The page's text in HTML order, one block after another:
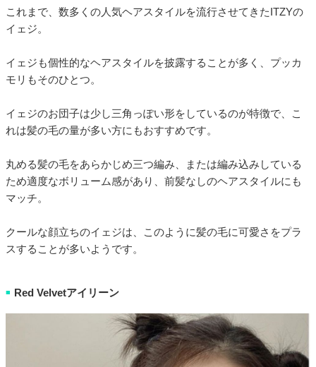
これまで、数多くの人気ヘアスタイルを流行させてきたITZYの
イェジ。
イェジも個性的なヘアスタイルを披露することが多く、プッカ
モリもそのひとつ。
イェジのお団子は少し三角っぽい形をしているのが特徴で、こ
れは髪の毛の量が多い方にもおすすめです。
丸める髪の毛をあらかじめ三つ編み、または編み込みしている
ため適度なボリューム感があり、前髪なしのヘアスタイルにも
マッチ。
クールな顔立ちのイェジは、このように髪の毛に可愛さをプラ
スすることが多いようです。
■ Red Velvetアイリーン